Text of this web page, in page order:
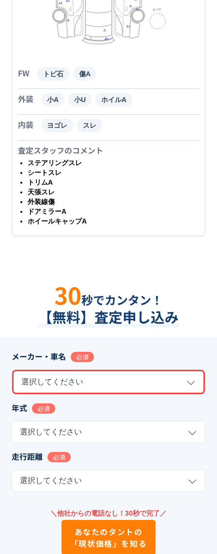
FW トビ石 傷A
外装 小A 小U ホイルA
内装 ヨゴレ スレ
査定スタッフのコメント
ステアリングスレ
シートスレ
トリムA
天張スレ
外装線傷
ドアミラーA
ホイールキャップA
30秒でカンタン！
【無料】査定申し込み
メーカー・車名 必須
選択してください
年式 必須
選択してください
走行距離 必須
選択してください
＼他社からの電話なし！30秒で完了／
あなたのタント の
「現状価格」を知る